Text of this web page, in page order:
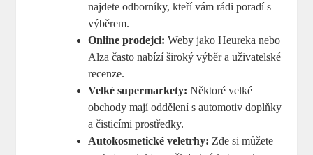
najdete odborníky, kteří vám rádi poradí s
výběrem.
Online prodejci: Weby jako Heureka nebo
Alza často nabízí široký výběr a uživatelské
recenze.
Velké supermarkety: Něktoré velké
obchody mají oddělení s automotiv doplňky
a čisticími prostředky.
Autokosmetické veletrhy: Zde si můžete